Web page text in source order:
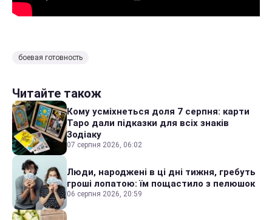
боевая готовность
Читайте також
Кому усміхнеться доля 7 серпня: карти
Таро дали підказки для всіх знаків
Зодіаку
07 серпня 2026, 06:02
Люди, народжені в ці дні тижня, гребуть
гроші лопатою: їм пощастило з пелюшок
06 серпня 2026, 20:59